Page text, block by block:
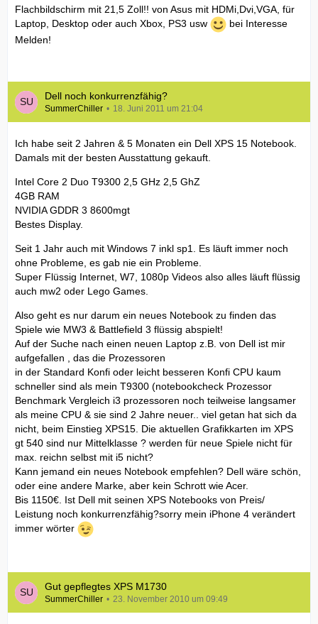
Flachbildschirm mit 21,5 Zoll!! von Asus mit HDMi,Dvi,VGA, für
Laptop, Desktop oder auch Xbox, PS3 usw
bei Interesse
Melden!
Dell noch konkurrenzfähig?
SummerChiller 18. Juni 2011 um 21:04
Ich habe seit 2 Jahren & 5 Monaten ein Dell XPS 15 Notebook.
Damals mit der besten Ausstattung gekauft.
Intel Core 2 Duo T9300 2,5 GHz 2,5 GhZ
4GB RAM
NVIDIA GDDR 3 8600mgt
Bestes Display.
Seit 1 Jahr auch mit Windows 7 inkl sp1. Es läuft immer noch
ohne Probleme, es gab nie ein Probleme.
Super Flüssig Internet, W7, 1080p Videos also alles läuft flüssig
auch mw2 oder Lego Games.
Also geht es nur darum ein neues Notebook zu finden das
Spiele wie MW3 & Battlefield 3 flüssig abspielt!
Auf der Suche nach einen neuen Laptop z.B. von Dell ist mir
aufgefallen , das die Prozessoren
in der Standard Konfi oder leicht besseren Konfi CPU kaum
schneller sind als mein T9300 (notebookcheck Prozessor
Benchmark Vergleich i3 prozessoren noch teilweise langsamer
als meine CPU & sie sind 2 Jahre neuer.. viel getan hat sich da
nicht, beim Einstieg XPS15. Die aktuellen Grafikkarten im XPS
gt 540 sind nur Mittelklasse ? werden für neue Spiele nicht für
max. reichn selbst mit i5 nicht?
Kann jemand ein neues Notebook empfehlen? Dell wäre schön,
oder eine andere Marke, aber kein Schrott wie Acer.
Bis 1150€. Ist Dell mit seinen XPS Notebooks von Preis/
Leistung noch konkurrenzfähig?sorry mein iPhone 4 verändert
immer wörter
Gut gepflegtes XPS M1730
SummerChiller 23. November 2010 um 09:49